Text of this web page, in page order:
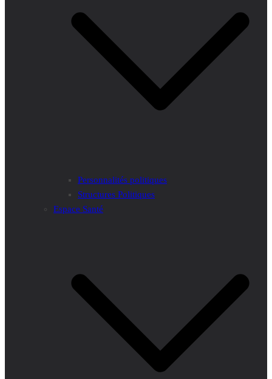
Personnalités politiques
Structures Politiques
Espace Santé